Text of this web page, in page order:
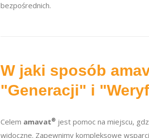
bezpośrednich.
W jaki sposób
"Generacji" i
Celem amavat® jest pomoc na miejscu,
widoczne. Zapewnimy kompleksowe